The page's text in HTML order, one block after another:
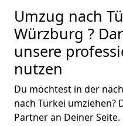
Umzug nach
Würzburg ?
unsere
nutzen
Du möchtest in der
nach Türkei umziehen?
Partner an Deiner Seite.